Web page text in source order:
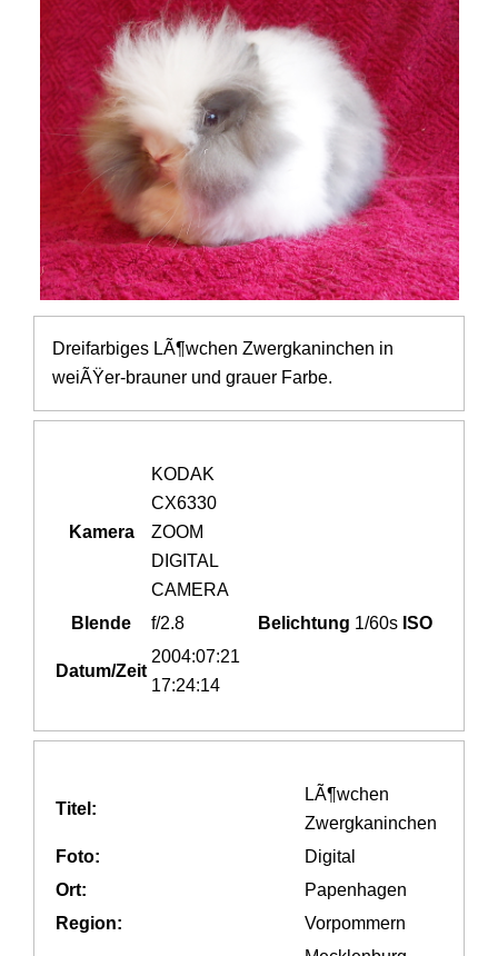
Dreifarbiges LÃ¶wchen Zwergkaninchen in
weiÃŸer-brauner und grauer Farbe.
Kamera
KODAK
CX6330
ZOOM
DIGITAL
CAMERA
Blende
f/2.8 Belichtung 1/60s ISO
Datum/Zeit
2004:07:21
17:24:14
Titel:
LÃ¶wchen
Zwergkaninchen
Foto:
Digital
Ort:
Papenhagen
Region:
Vorpommern